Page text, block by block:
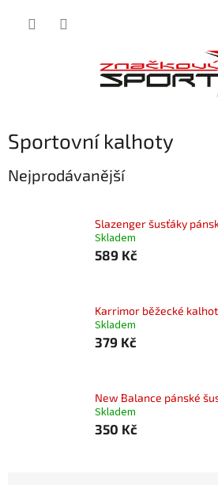
Sportovní kalhoty
Nejprodávanější
Slazenger šusťáky
Skladem
589 Kč
Karrimor běžecké
Skladem
379 Kč
New Balance pánské
Skladem
350 Kč